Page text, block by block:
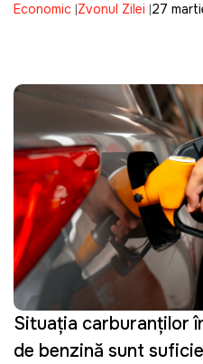
Economic Zvonul Zilei 27
Situația carburanților
de benzină sunt